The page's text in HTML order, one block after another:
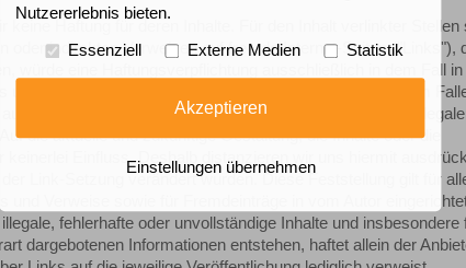
Haftung für deren Inhalte. Für den Inhalt verlinkter Stellen
indirekten Verweisen auf fremde Internet-Seiten ("Links"),
würde eine Haftungsverpflichtung ausschließlich in dem Fall
uns technisch möglich und zumutbar wäre, die Nutzung im
dass zum Zeitpunkt der Link-Setzung keine
die aktuelle und zukünftige Gestaltung, die Inhalte oder die
Einfluss. Deshalb distanzieren wir uns hiermit
Link-Setzung verändert wurden. Diese Feststellung gilt für
und Verweise sowie für Fremdeinträge in vom Autor
fehlerhafte oder unvollständige Inhalte und insbesondere
dargebotenen Informationen entstehen, haftet allein der
Nutzererlebnis bieten.
Essenziell Externe Medien Statistik
Akzeptieren
Einstellungen übernehmen